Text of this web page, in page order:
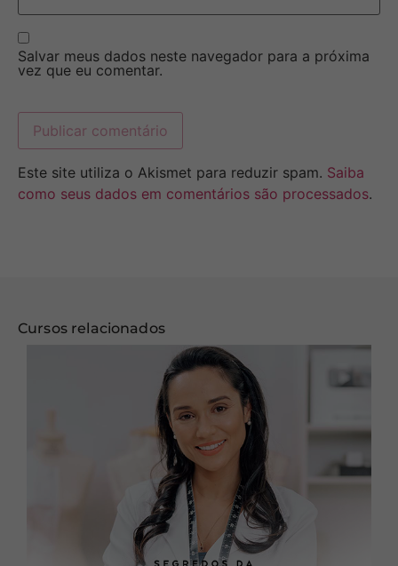
Salvar meus dados neste navegador para a próxima
vez que eu comentar.
Este site utiliza o Akismet para reduzir spam. Saiba
como seus dados em comentários são processados.
Cursos relacionados